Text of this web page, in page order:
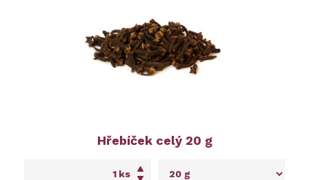
Hřebíček celý 20 g
ks